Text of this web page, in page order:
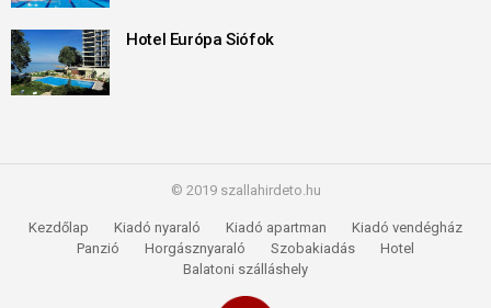
Hotel Európa Siófok
© 2019 szallahirdeto.hu
Kezdőlap Kiadó nyaraló Kiadó apartman
Kiadó vendégház
Panzió
Horgásznyaraló Szobakiadás
Hotel
Balatoni szálláshely